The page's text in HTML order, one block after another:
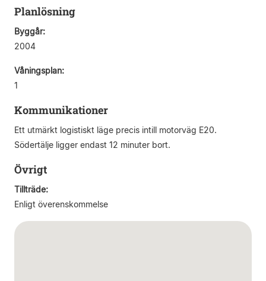
Planlösning
Byggår:
2004
Våningsplan:
1
Kommunikationer
Ett utmärkt logistiskt läge precis intill motorväg E20.
Södertälje ligger endast 12 minuter bort.
Övrigt
Tillträde:
Enligt överenskommelse